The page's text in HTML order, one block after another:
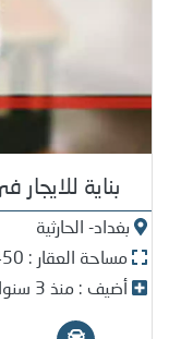
بناية
بغداد- الحارثية
مساحة العقار : 450 متر مربع
أضيف : منذ 3 سنوات